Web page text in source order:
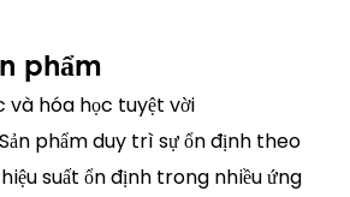
phẩm
và hóa học tuyệt vời
phẩm duy trì sự ổn định theo
suất ổn định trong nhiều ứng